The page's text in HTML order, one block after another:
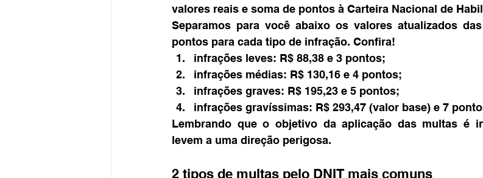
valores reais e soma de pontos à Carteira Nacional de
Separamos para você abaixo os valores atualizados
pontos para cada tipo de infração. Confira!
infrações leves: R$ 88,38 e 3 pontos;
infrações médias: R$ 130,16 e 4 pontos;
infrações graves: R$ 195,23 e 5 pontos;
infrações gravíssimas: R$ 293,47 (valor base) e 7
Lembrando que o objetivo da aplicação das multas é
levem a uma direção perigosa.
2 tipos de multas pelo DNIT mais comuns